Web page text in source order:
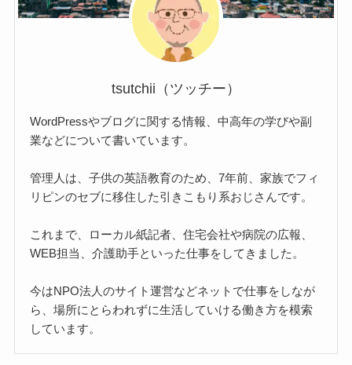
tsutchii（ツッチー）
WordPressやブログに関する情報、中高年の学びや副
業などについて書いています。
管理人は、子供の英語教育のため、7年前、家族でフィ
リピンのセブに移住した引きこもり系おじさんです。
これまで、ローカル紙記者、住宅会社や病院の広報、
WEB担当、介護助手といった仕事をしてきました。
今はNPO法人のサイト運営などネットで仕事をしなが
ら、場所にとらわれずに生活していける働き方を模索
しています。